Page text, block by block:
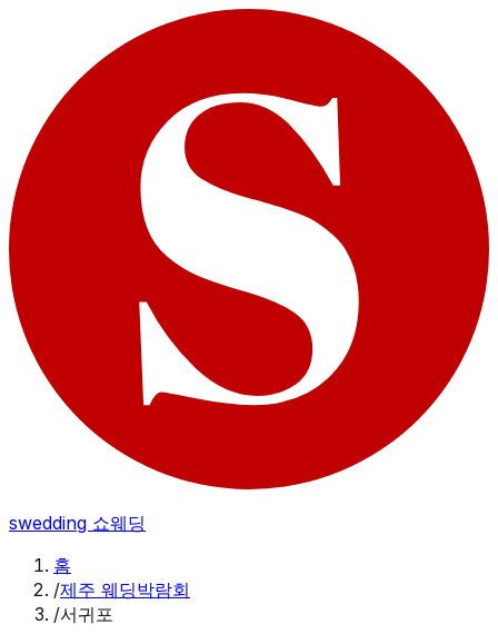
swedding 쇼웨딩
홈
/제주 웨딩박람회
/서귀포